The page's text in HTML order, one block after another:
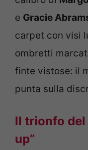
e Gracie
carpet con visi
ombretti
finte vistose: il
punta sulla
Il trionfo del
up”